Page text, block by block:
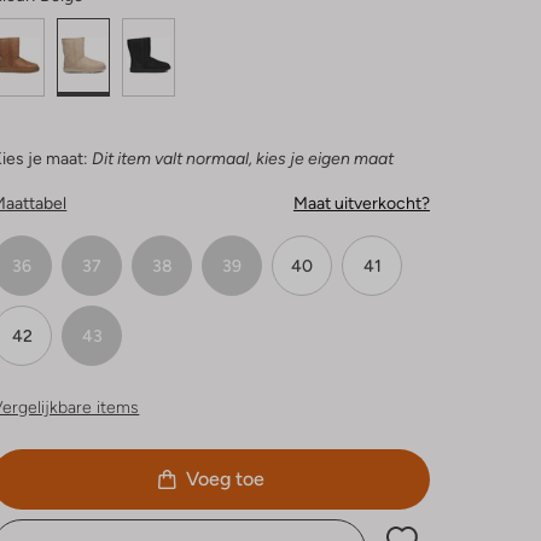
je maat: Dit item valt normaal, kies je eigen maat
Maat uitverkocht?
36 37 38 39 40 41
42 43
items
Voeg toe